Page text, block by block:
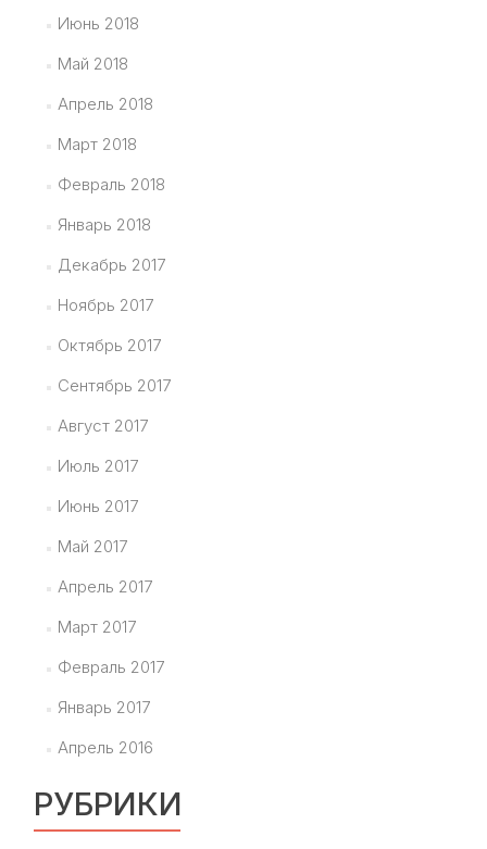
Июнь 2018
Май 2018
Апрель 2018
Март 2018
Февраль 2018
Январь 2018
Декабрь 2017
Ноябрь 2017
Октябрь 2017
Сентябрь 2017
Август 2017
Июль 2017
Июнь 2017
Май 2017
Апрель 2017
Март 2017
Февраль 2017
Январь 2017
Апрель 2016
РУБРИКИ